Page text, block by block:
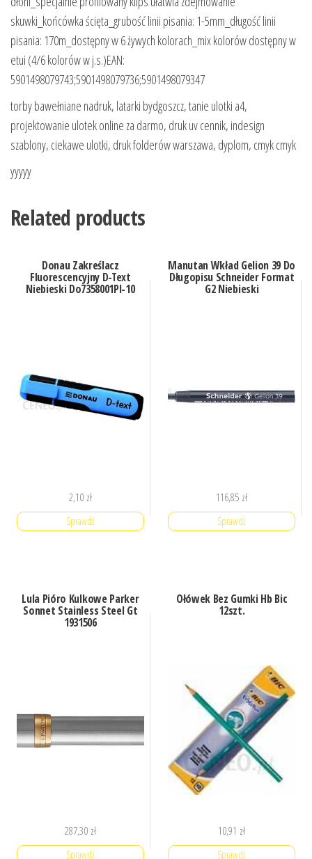
skuwki_końcówka ścięta_grubość linii pisania: 1-5mm_długość linii
pisania: 170m_dostępny w 6 żywych kolorach_mix kolorów dostępny w
etui (4/6 kolorów w j.s.)EAN:
5901498079743;5901498079736;5901498079347
torby bawełniane nadruk, latarki bydgoszcz, tanie ulotki a4,
projektowanie ulotek online za darmo, druk uv cennik, indesign
szablony, ciekawe ulotki, druk folderów warszawa, dyplom, cmyk cmyk
yyyyy
Related products
Donau Zakreślacz
Fluorescencyjny D-Text
Niebieski Do7358001Pl-10
2,10 zł
Sprawdź
Manutan Wkład Gelion 39 Do
Długopisu Schneider Format
G2 Niebieski
116,85 zł
Sprawdź
Lula Pióro Kulkowe Parker
Sonnet Stainless Steel Gt
1931506
287,30 zł
Sprawdź
Ołówek Bez Gumki Hb Bic
12szt.
10,91 zł
Sprawdź